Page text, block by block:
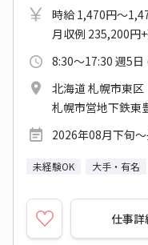
時給 1,470円～
月収例 235,200円
8:30～17:30 週5日
北海道 札幌市東区
札幌市営地下鉄東
2026年08月下旬
未経験OK 大手・有名
仕事詳